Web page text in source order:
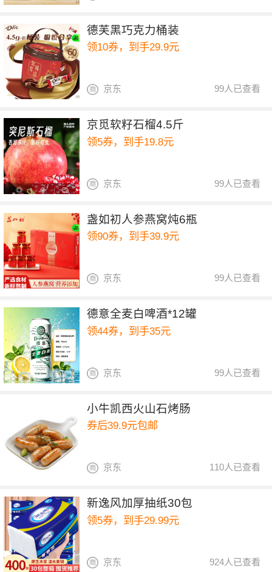
德芙黑巧克力桶装
领10券，到手29.9元
99人已查看
京东
京觅软籽石榴4.5斤
领5券，到手19.8元
99人已查看
京东
盏如初人参燕窝炖6瓶
领90券，到手39.9元
99人已查看
京东
德意全麦白啤酒*12罐
领44券，到手35元
99人已查看
京东
小牛凯西火山石烤肠
券后39.9元包邮
110人已查看
京东
新逸风加厚抽纸30包
领5券，到手29.99元
924人已查看
京东